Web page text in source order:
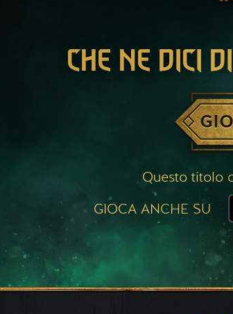
CHE NE DICI
Questo titolo
GIOCA ANCHE SU